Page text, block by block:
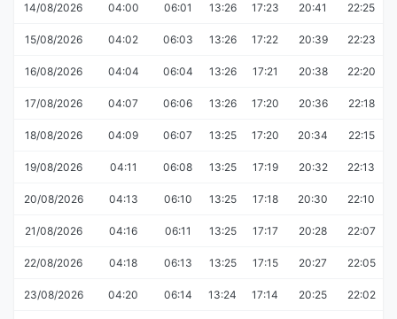
14/08/2026 04:00 06:01 13:26 17:23 20:41 22:25
15/08/2026 04:02 06:03 13:26 17:22 20:39 22:23
16/08/2026 04:04 06:04 13:26 17:21 20:38 22:20
17/08/2026 04:07 06:06 13:26 17:20 20:36 22:18
18/08/2026 04:09 06:07 13:25 17:20 20:34 22:15
19/08/2026 04:11 06:08 13:25 17:19 20:32 22:13
20/08/2026 04:13 06:10 13:25 17:18 20:30 22:10
21/08/2026 04:16 06:11 13:25 17:17 20:28 22:07
22/08/2026 04:18 06:13 13:25 17:15 20:27 22:05
23/08/2026 04:20 06:14 13:24 17:14 20:25 22:02